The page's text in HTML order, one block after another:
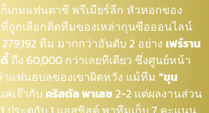
เกมแฟนตาซี พรีเมียร์ลีก หัวหอกของ
ที่ถูกเลือกติดทีมของเหล่ากุนซือออนไลน์
ทีม มากกว่าอันดับ 2 อย่าง เฟร์ราน
ถึง 60,000 กว่าเลยทีเดียว ซึ่งศูนย์หน้า
าแฟนอบลของเขาผิดหวัง แม้ทีม “ขุน
เจ๊ากับ คริสตัล พาเลซ 2-2 แต่ผลงานส่วน